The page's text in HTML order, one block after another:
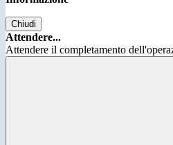
Chiudi
Attendere...
Attendere il completamento